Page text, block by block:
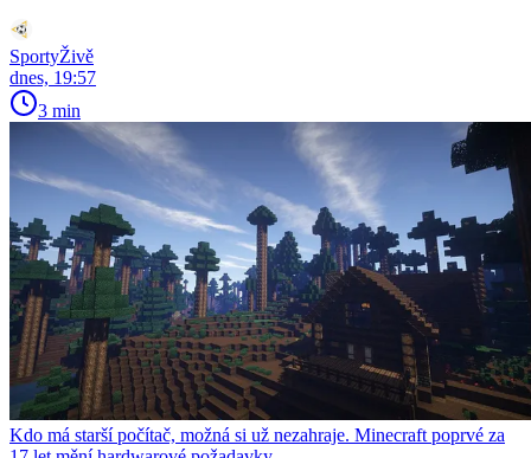
SportyŽivě
dnes, 19:57
3 min
Kdo má starší počítač, možná si už nezahraje. Minecraft poprvé za